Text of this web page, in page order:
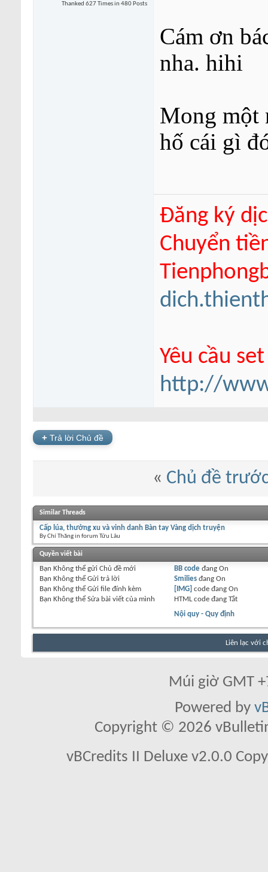
Thanked 627 Times in 480 Posts
Cám ơn
nha. hihi
Mong một
hố cái gì
Đăng ký
Chuyển
Yêu cầu
http://
+ Trả lời Chủ đề
« Chủ đề
Similar Threads
Cấp lúa, thưởng xu và vinh danh Bàn tay Vàng dịch truyện
By Chí Thăng in forum Tửu Lâu
Quyền viết bài
Bạn Không thể gửi Chủ đề mới
Bạn Không thể Gửi trả lời
Bạn Không thể Gửi file đính kèm
Bạn Không thể Sửa bài viết của mình
BB code đang On
Smiliesđang On
[IMG] code đang On
HTML code đang Tắt
Nội quy - Quy định
Liên lạc với
Múi giờ GMT
Powered by
Copyright © 2026
vBCredits II Deluxe v2.0.0